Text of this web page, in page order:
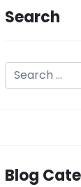
Search
Blog